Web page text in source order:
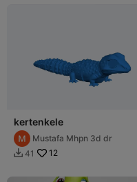
kertenkele
Mustafa Mhpn 3d dr
 41 12